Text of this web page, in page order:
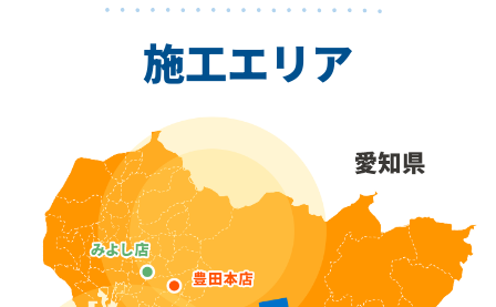
施工エリア